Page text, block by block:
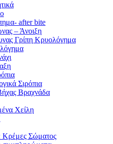
after bite
– Άνοιξη
Γρίπη Κρυολόγημα
Σιρόπια
Βραχνάδα
Χείλη
Κρέμες Σώματος